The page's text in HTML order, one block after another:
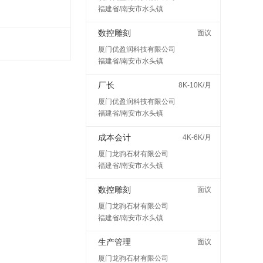
福建省/南安市水头镇
数控雕刻
面议
厦门优盈润科技有限公司
福建省/南安市水头镇
厂长
8K-10K/月
厦门优盈润科技有限公司
福建省/南安市水头镇
成本会计
4K-6K/月
厦门龙驹石材有限公司
福建省/南安市水头镇
数控雕刻
面议
厦门龙驹石材有限公司
福建省/南安市水头镇
生产管理
面议
厦门龙驹石材有限公司